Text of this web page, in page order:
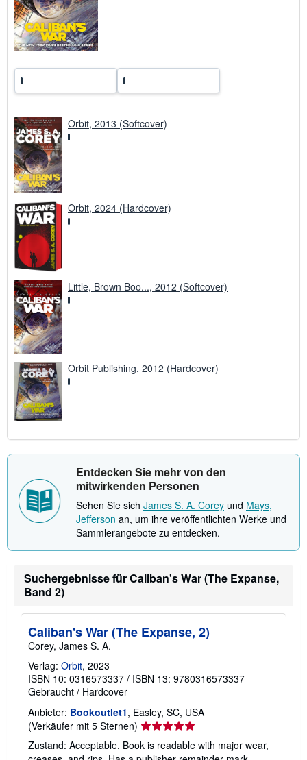
t
Orbit, 2013 (Softcover)
Orbit, 2024 (Hardcover)
Little, Brown Boo..., 2012 (Softcover)
Orbit Publishing, 2012 (Hardcover)
Entdecken Sie mehr von den
mitwirkenden Personen
Sehen Sie sich James S. A. Corey und Mays,
Jefferson an, um ihre veröffentlichten Werke und
Sammlerangebote zu entdecken.
Suchergebnisse für Caliban's War (The Expanse,
Band 2)
Caliban's War (The Expanse, 2)
Corey, James S. A.
Verlag: Orbit, 2023
ISBN 10: 0316573337 / ISBN 13: 9780316573337
Gebraucht / Hardcover
Anbieter: Bookoutlet1, Easley, SC, USA
(Verkäufer mit 5 Sternen) Verkäuferbewertung
5
von
Zustand: Acceptable. Book is readable with major wear,